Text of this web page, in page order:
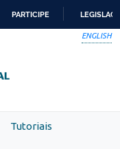
PARTICIPE
ENGLISH
Tutoriais